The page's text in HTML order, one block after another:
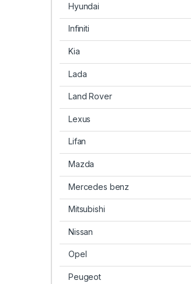
Hyundai
Infiniti
Kia
Lada
Land Rover
Lexus
Lifan
Mazda
Mercedes benz
Mitsubishi
Nissan
Opel
Peugeot